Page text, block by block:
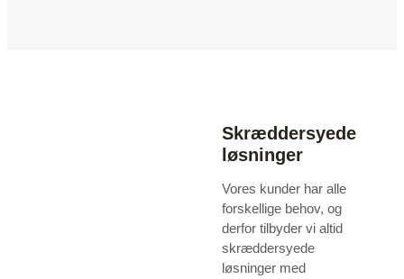
Skræddersyede
løsninger
Vores kunder har alle
forskellige behov, og
derfor tilbyder vi altid
skræddersyede
løsninger med